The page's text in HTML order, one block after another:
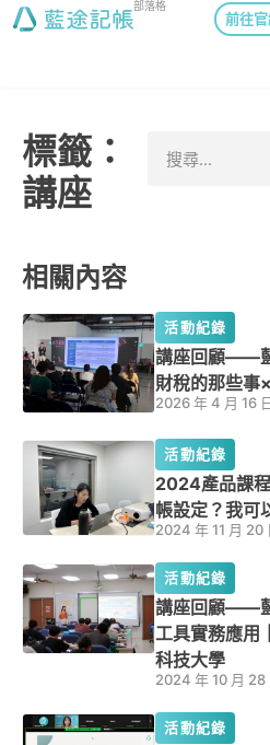
部落格
前往
標籤：
講座
相關內容
活動紀錄
講座回顧——
財稅的那些
2026 年 4 月 16
活動紀錄
2024產品課
帳設定？我可
2024 年 11 月 20
活動紀錄
講座回顧——
工具實務應用
科技大學
2024 年 10 月 28
活動紀錄